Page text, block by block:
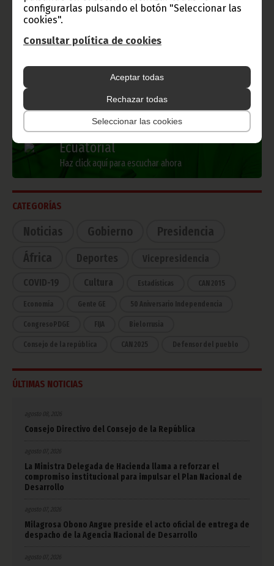
configurarlas pulsando el botón "Seleccionar las
cookies".
Consultar política de cookies
Aceptar todas
Rechazar todas
Seleccionar las cookies
Información de Guinea Ecuatorial
Radio Nacional de Guinea
Ecuatorial
Haz click aquí para escuchar ahora
CATEGORÍAS
Noticias Gobierno
Presidencia
África
Deportes Vicepresidencia
COVID-19 Cultura Estadísticas CAN 2015
Economía Gente GE 50 Aniversario Independencia
CongresoPDGE FIJA Bielorrusia
Consejo de la república CAN 2025 Defensor del pueblo
ÚLTIMAS NOTICIAS
agosto 08, 2026
Consejo Directivo del Consejo de la República
agosto 07, 2026
La Ministra Delegada de Hacienda llama a reforzar el
compromiso institucional para impulsar el Plan Nacional de
Desarrollo
agosto 07, 2026
Milagrosa Obono Angue preside el acto oficial de entrega de
despacho de la Agencia Nacional de Desarrollo
agosto 07, 2026